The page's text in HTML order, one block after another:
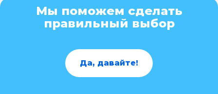
Мы поможем сделать
правильный выбор
Да, давайте!